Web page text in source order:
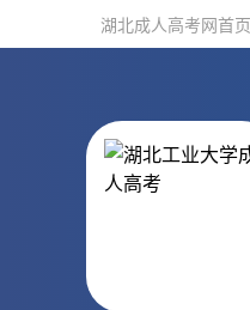
湖北成人高考网首页
湖北成人高考网首页